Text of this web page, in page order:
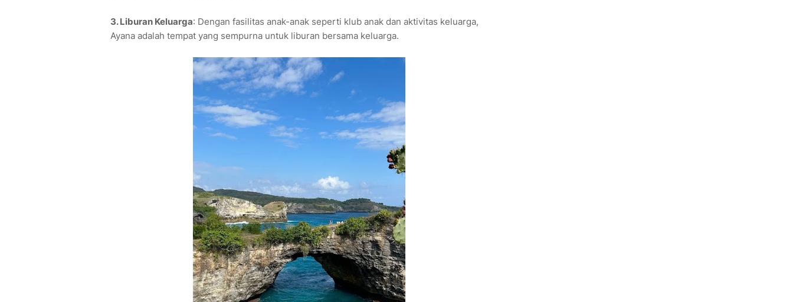
3. Liburan Keluarga: Dengan fasilitas anak-anak seperti klub anak dan aktivitas keluarga,
Ayana adalah tempat yang sempurna untuk liburan bersama keluarga.